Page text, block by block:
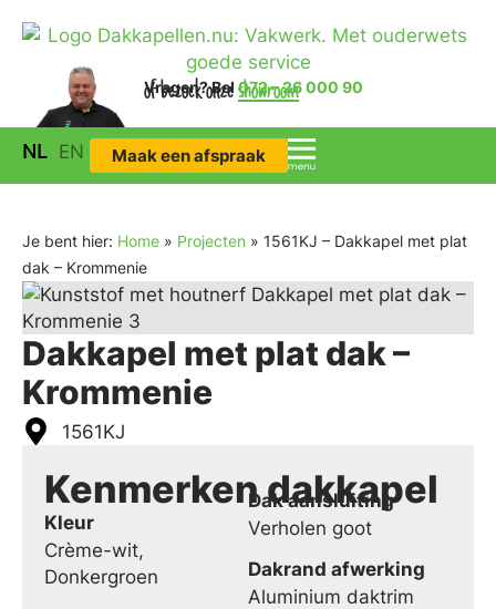
Vragen?Bel 072 – 26 000 90
of bezoek onzeshowroom
NL EN Maak een afspraak
Je bent hier: Home » Projecten » 1561KJ – Dakkapel met plat
dak – Krommenie
Dakkapel met plat dak –
Krommenie
1561KJ
Kenmerken dakkapel
Kleur
Crème-wit,
Donkergroen
Dak aansluiting
Verholen goot
Dakrand afwerking
Aluminium daktrim